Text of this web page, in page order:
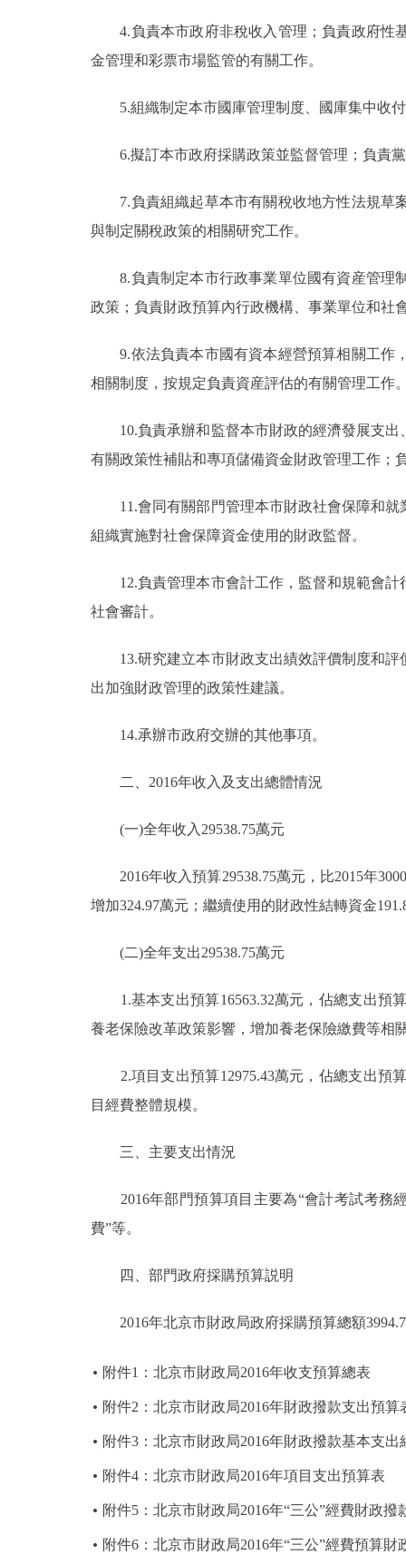
ENGLISH
ESPAÑOL
4.負責本市政府非稅收入管理；負責政府性基
金管理和彩票市場監管的有關工作。
5.組織制定本市國庫管理制度、國庫集中收付
6.擬訂本市政府採購政策並監督管理；負責黨
7.負責組織起草本市有關稅收地方性法規草案
與制定關稅政策的相關研究工作。
8.負責制定本市行政事業單位國有資産管理制
政策；負責財政預算內行政機構、事業單位和社
9.依法負責本市國有資本經營預算相關工作，
相關制度，按規定負責資産評估的有關管理工作
10.負責承辦和監督本市財政的經濟發展支出
有關政策性補貼和專項儲備資金財政管理工作；
11.會同有關部門管理本市財政社會保障和就
組織實施對社會保障資金使用的財政監督。
12.負責管理本市會計工作，監督和規範會計
社會審計。
13.研究建立本市財政支出績效評價制度和評
出加強財政管理的政策性建議。
14.承辦市政府交辦的其他事項。
二、2016年收入及支出總體情況
(一)全年收入29538.75萬元
2016年收入預算29538.75萬元，比2015年
增加324.97萬元；繼續使用的財政性結轉資金
(二)全年支出29538.75萬元
1.基本支出預算16563.32萬元，佔總支出預算
養老保險改革政策影響，增加養老保險繳費等相
2.項目支出預算12975.43萬元，佔總支出預算
目經費整體規模。
三、主要支出情況
2016年部門預算項目主要為“會計考試考務經
費”等。
四、部門政府採購預算説明
2016年北京市財政局政府採購預算總額
附件1：北京市財政局2016年收支預算總表
附件2：北京市財政局2016年財政撥款支出預算
附件3：北京市財政局2016年財政撥款基本支出
附件4：北京市財政局2016年項目支出預算表
附件5：北京市財政局2016年“三公”經費財政撥
附件6：北京市財政局2016年“三公”經費預算財